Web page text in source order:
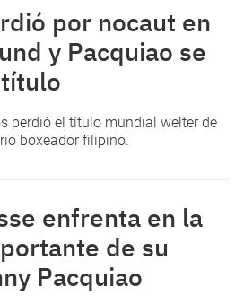
por nocaut en
y Pacquiao se
perdió el título mundial welter de
boxeador filipino.
enfrenta en la
de su
Pacquiao